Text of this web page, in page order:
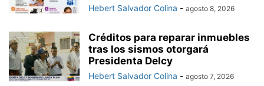
Hebert Salvador Colina - agosto 8, 2026
Créditos para reparar inmuebles
tras los sismos otorgará
Presidenta Delcy
Hebert Salvador Colina - agosto 7, 2026